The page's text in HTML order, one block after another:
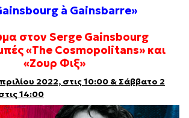
à Gainsbarre»
στον Serge Gainsbourg
«The Cosmopolitans» και
«Ζουρ Φιξ»
2022, στις 10:00 & Σάββατο 2
14:00